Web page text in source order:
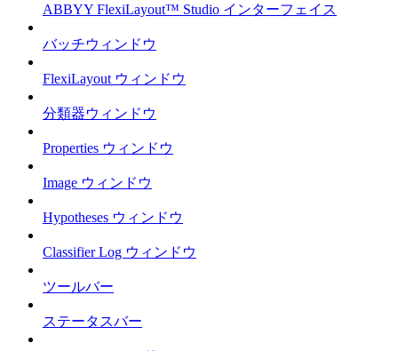
ABBYY FlexiLayout™ Studio インターフェイス
バッチウィンドウ
FlexiLayout ウィンドウ
分類器ウィンドウ
Properties ウィンドウ
Image ウィンドウ
Hypotheses ウィンドウ
Classifier Log ウィンドウ
ツールバー
ステータスバー